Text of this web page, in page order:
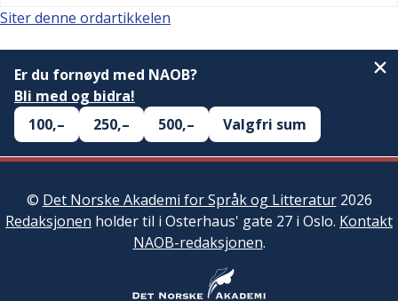
Siter denne ordartikkelen
Er du fornøyd med NAOB?
Bli med og bidra!
100,–
250,– 500,– Valgfri sum
© Det Norske Akademi for Språk og Litteratur2026
Redaksjonen holder til i Osterhaus' gate 27 i Oslo. Kontakt
NAOB-redaksjonen.